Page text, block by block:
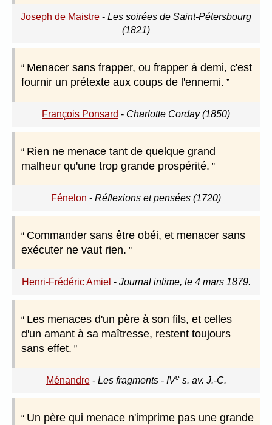
Joseph de Maistre - Les soirées de Saint-Pétersbourg
(1821)
Menacer sans frapper, ou frapper à demi, c'est
fournir un prétexte aux coups de l'ennemi.
François Ponsard - Charlotte Corday (1850)
Rien ne menace tant de quelque grand
malheur qu'une trop grande prospérité.
Fénelon - Réflexions et pensées (1720)
Commander sans être obéi, et menacer sans
exécuter ne vaut rien.
Henri-Frédéric Amiel - Journal intime, le 4 mars 1879.
Les menaces d'un père à son fils, et celles
d'un amant à sa maîtresse, restent toujours
sans effet.
Ménandre- Les fragments - IVes. av. J.-C.
Un père qui menace n'imprime pas une grande